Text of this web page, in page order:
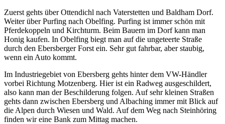
Zuerst gehts über Ottendichl nach Vaterstetten und Baldham Dorf.
Weiter über Purfing nach Obelfing. Purfing ist immer schön mit
Pferdekoppeln und Kirchturm. Beim Bauern im Dorf kann man
Honig kaufen. In Obelfing biegt man auf die ungeteerte Straße
durch den Ebersberger Forst ein. Sehr gut fahrbar, aber staubig,
wenn ein Auto kommt.
Im Industriegebiet von Ebersberg gehts hinter dem VW-Händler
vorbei Richtung Motzenberg. Hier ist ein Radweg ausgeschildert,
also kann man der Beschilderung folgen. Auf sehr kleinen Straßen
gehts dann zwischen Ebersberg und Albaching immer mit Blick auf
die Alpen durch Wiesen und Wald. Auf dem Weg nach Steinhöring
finden wir eine Bank zum Mittag machen.